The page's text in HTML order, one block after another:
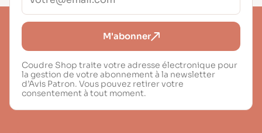
M'abonner
Coudre Shop traite votre adresse électronique pour
la gestion de votre abonnement à la newsletter
d’Avis Patron. Vous pouvez retirer votre
consentement à tout moment.